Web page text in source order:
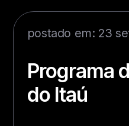
postado em: 23
Programa
do Itaú